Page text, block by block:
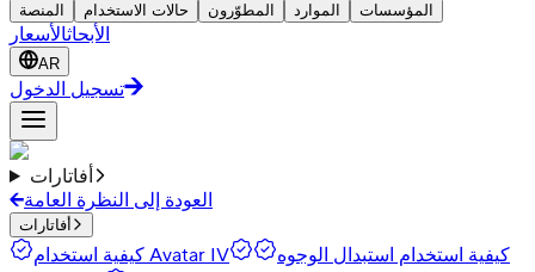
المنصة حالات الاستخدام المطوّرون الموارد المؤسسات
الأبحاثالأسعار
AR
تسجيل الدخول
أفاتارات
العودة إلى النظرة العامة
أفاتارات
كيفية استخدام Avatar IV
كيفية استخدام استبدال الوجوه